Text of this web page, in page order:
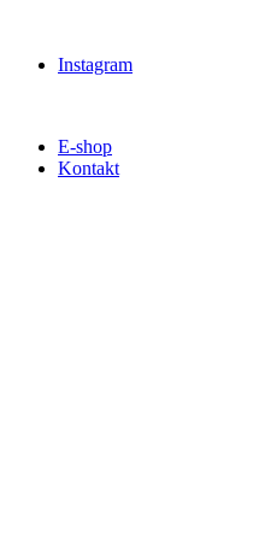
Instagram
E-shop
Kontakt